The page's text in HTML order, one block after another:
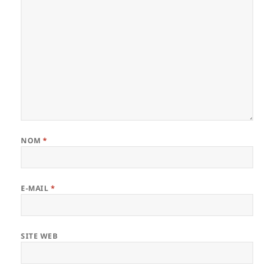
NOM*
E-MAIL *
SITE WEB